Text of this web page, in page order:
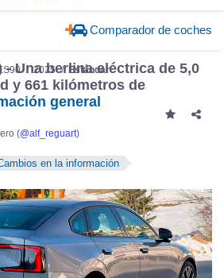
Comparador de coches
2025 Estándar
- Una berlina eléctrica de 5,0
y 661 kilómetros de
general
(@alf_reguart)
en la información